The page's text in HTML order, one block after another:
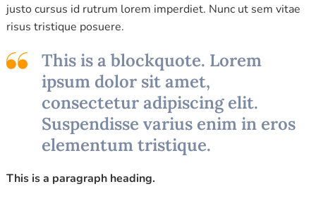
justo cursus id rutrum lorem imperdiet. Nunc ut sem vitae
risus tristique posuere.
This is a blockquote. Lorem
ipsum dolor sit amet,
consectetur adipiscing elit.
Suspendisse varius enim in eros
elementum tristique.
This is a paragraph heading.